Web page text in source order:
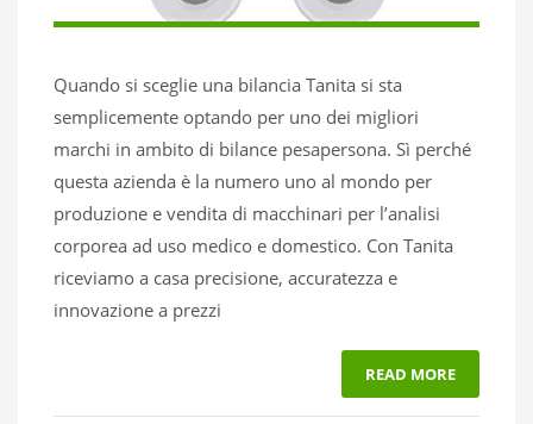
Quando si sceglie una bilancia Tanita si sta
semplicemente optando per uno dei migliori
marchi in ambito di bilance pesapersona. Sì perché
questa azienda è la numero uno al mondo per
produzione e vendita di macchinari per l’analisi
corporea ad uso medico e domestico. Con Tanita
riceviamo a casa precisione, accuratezza e
innovazione a prezzi
READ MORE